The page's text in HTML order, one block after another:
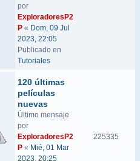
por
ExploradoresP2
P « Dom, 09 Jul
2023, 22:05
Publicado en
Tutoriales
120 últimas
películas
nuevas
Último mensaje
por
ExploradoresP2
P « Mié, 01 Mar
2023, 20:25
225335